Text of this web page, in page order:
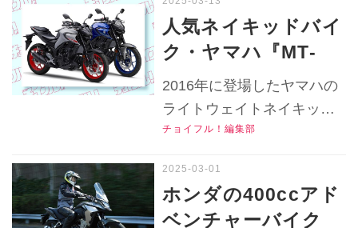
人気ネイキッドバイ
ク・ヤマハ『MT-
25』『MT-03』の
2020～2024年モデ
ルの中古車はいくら
は大差ないから選ぶ
基準は好みと維持
2016年に登場したヤマハの
ライトウェイトネイキッド
『MT-25』とその兄弟モデ
らで買える？中古車実勢価
チョイフル！編集部
ホンダの400ccアド
ベンチャーバイク